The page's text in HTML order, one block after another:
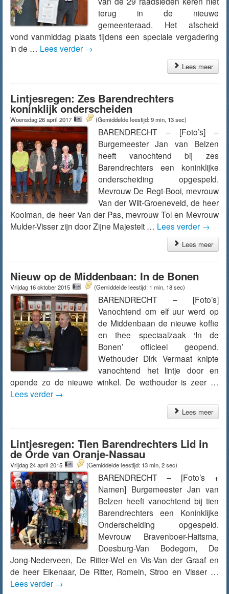
terug in de nieuwe
gemeenteraad. Het afscheid
vond vanmiddag plaats tijdens een speciale vergadering
in de … Lees verder →
Lees meer
Lintjesregen: Zes Barendrechters
koninklijk onderscheiden
Woensdag 26 april 2017 (Gemiddelde leestijd: 9 min, 13 sec)
BARENDRECHT – [Foto’s] –
Burgemeester Jan van Belzen
heeft vanochtend bij zes
Barendrechters een koninklijke
onderscheiding opgespeld.
Mevrouw De Regt-Booi, mevrouw
Van der Wilt-Groeneveld, de heer
Kooiman, de heer Van der Pas, mevrouw Tol en Mevrouw
Mulder-Visser zijn door Zijne Majesteit … Lees verder →
Lees meer
Nieuw op de Middenbaan: In de Bonen
Vrijdag 16 oktober 2015 (Gemiddelde leestijd: 1 min, 18 sec)
BARENDRECHT – [Foto’s]
Vanochtend om elf uur werd op
de Middenbaan de nieuwe koffie
en thee speciaalzaak ‘In de
Bonen’ officieel geopend.
Wethouder Dirk Vermaat knipte
vanochtend het lintje door en
opende zo de nieuwe winkel. De wethouder is zeer …
Lees verder →
Lees meer
Lintjesregen: Tien Barendrechters Lid in
de Orde van Oranje-Nassau
Vrijdag 24 april 2015 (Gemiddelde leestijd: 13 min, 2 sec)
BARENDRECHT – [Foto’s +
Namen] Burgemeester Jan van
Belzen heeft vanochtend bij tien
Barendrechters een Koninklijke
Onderscheiding opgespeld.
Mevrouw Bravenboer-Haitsma,
Doesburg-Van Bodegom, De
Jong-Nederveen, De Ritter-Wel en Vis-Van der Graaf en
de heer Eikenaar, De Ritter, Romein, Stroo en Visser …
Lees verder →